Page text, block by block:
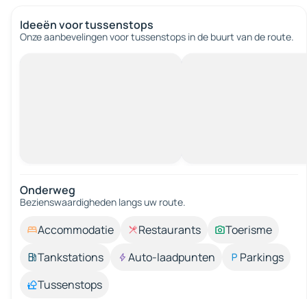
Ideeën voor tussenstops
Onze aanbevelingen voor tussenstops in de buurt van de route.
Onderweg
Bezienswaardigheden langs uw route.
Accommodatie Restaurants
Toerisme
Tankstations
Auto-laadpunten
Parkings
Tussenstops